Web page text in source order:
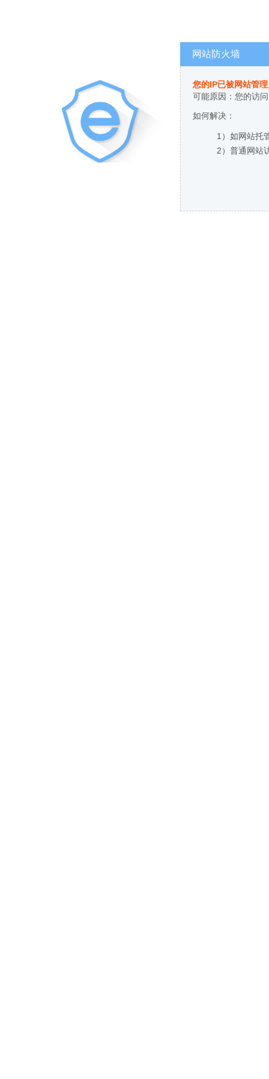
网站防火墙
您的IP已被网站管
可能原因：您的访
如何解决：
1）如网站托
2）普通网站